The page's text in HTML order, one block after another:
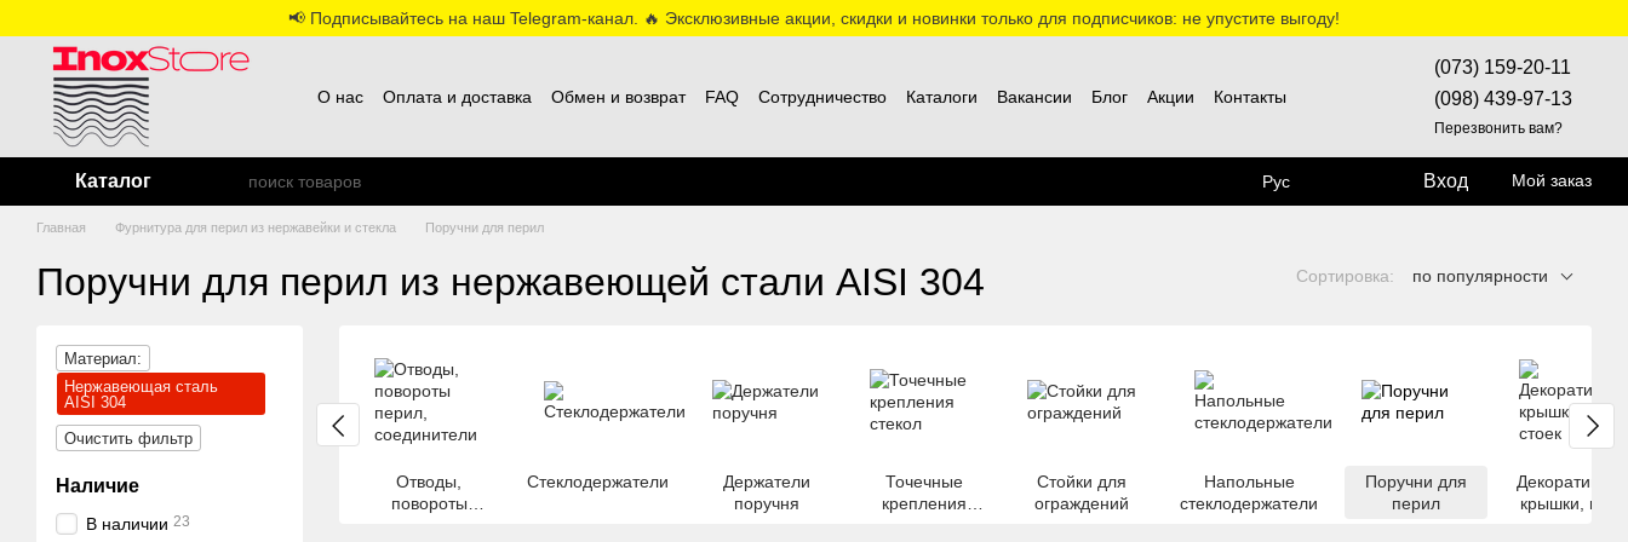
📢 Подписывайтесь на наш Telegram-канал. 🔥 Эксклюзивные акции, скидки и новинки только для подписчиков: не упустите выгоду!
О нас Оплата и доставка Обмен и возврат FAQ Сотрудничество Каталоги Вакансии Блог Акции Контакты
(073) 159-20-11
(098) 439-97-13
Перезвонить вам?
Каталог Рус Вход Мой заказ
Главная Фурнитура для перил из нержавейки и стекла Поручни для перил
Поручни для перил из нержавеющей стали AISI 304 Сортировка: по популярности
Отводы,
повороты
Стеклодержатели
Держатели
поручня
Точечные
крепления
Стойки для
ограждений
Напольные
стеклодержатели
Поручни для
перил
крышки, низы
Материал:
Нержавеющая сталь
AISI 304
Очистить фильтр
Наличие
В наличии 23